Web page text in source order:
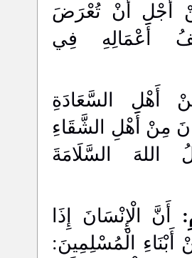
أَجْلِ أَنْ تُعْرَضَ
أَعْمَالِهِ فِي
أَهْلِ السَّعَادَةِ
مِنْ أَهْلِ الشَّقَاءِ
اللهَ السَّلَامَةَ
أَنَّ الْإِنْسَانَ إِذَا
أَبْنَاءِ الْمُسْلِمِينَ: